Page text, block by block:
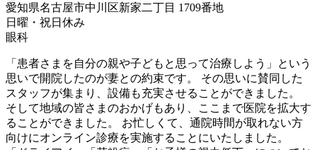
愛知県名古屋市中川区新家二丁目 1709番地
日曜・祝日 休み
眼科
「患者さまを自分の親や子どもと思って治療しよう」という
思いで開院したのが妻との約束です。 その思いに賛同した
スタッフが集まり、設備も充実させることができました。
そして地域の皆さまのおかげもあり、ここまで医院を拡大す
ることができました。 お忙しくて、通院時間が取れない方
向けにオンライン診療を実施することにいたしました。